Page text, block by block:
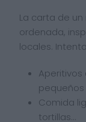
La carta de
ordenada,
locales.
Comida
tortillas…